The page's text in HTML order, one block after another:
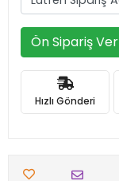
Ön Sipariş Ver
Hızlı Gönderi